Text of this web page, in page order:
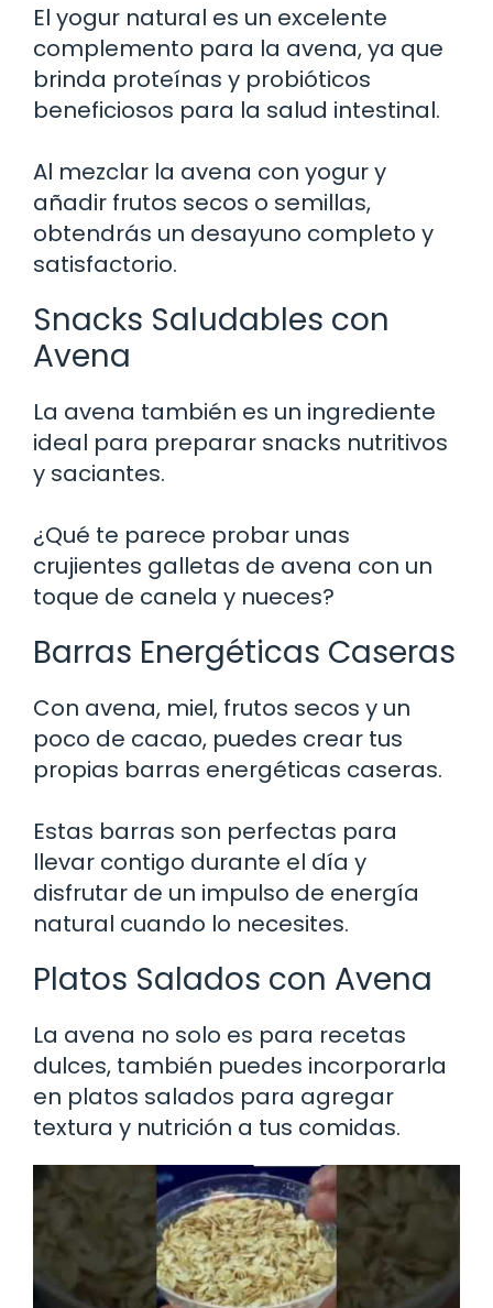
El yogur natural es un excelente
complemento para la avena, ya que
brinda proteínas y probióticos
beneficiosos para la salud intestinal.
Al mezclar la avena con yogur y
añadir frutos secos o semillas,
obtendrás un desayuno completo y
satisfactorio.
Snacks Saludables con
Avena
La avena también es un ingrediente
ideal para preparar snacks nutritivos
y saciantes.
¿Qué te parece probar unas
crujientes galletas de avena con un
toque de canela y nueces?
Barras Energéticas Caseras
Con avena, miel, frutos secos y un
poco de cacao, puedes crear tus
propias barras energéticas caseras.
Estas barras son perfectas para
llevar contigo durante el día y
disfrutar de un impulso de energía
natural cuando lo necesites.
Platos Salados con Avena
La avena no solo es para recetas
dulces, también puedes incorporarla
en platos salados para agregar
textura y nutrición a tus comidas.